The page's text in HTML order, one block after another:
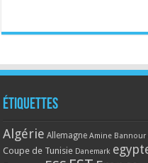
Étiquettes
Algérie Allemagne Amine Bannour
Coupe de Tunisie Danemark